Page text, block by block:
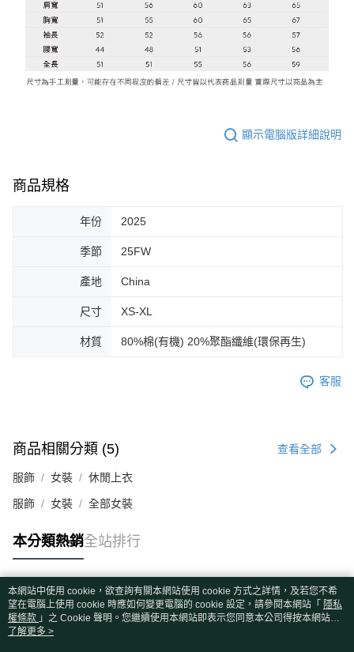
顯示電腦版詳細說明
商品規格
年份 2025
季節 25FW
產地 China
尺寸 XS-XL
材質 80%棉(有機) 20%聚酯纖維(環保再生)
客服
商品相關分類 (5) 查看全部
服飾 女裝 休閒上衣
服飾 女裝 全部女裝
本分類熱銷全站排行
熱門標籤
本網站中使用 cookie，欲查詢有關本網站使用 cookie 方式之詳情，及若您不希
望在電腦上使用 cookie 時應如何變更電腦的 cookie 設定，請參閱本網站「 隱私
權條款 」之 Cookie 聲明。您繼續使用本網站即表示您同意本公司得按本網站使
用條款之 Cookie 聲明使用 cookie。
了解更多 >